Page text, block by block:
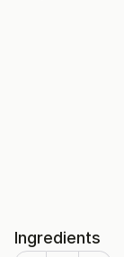
Ingredients